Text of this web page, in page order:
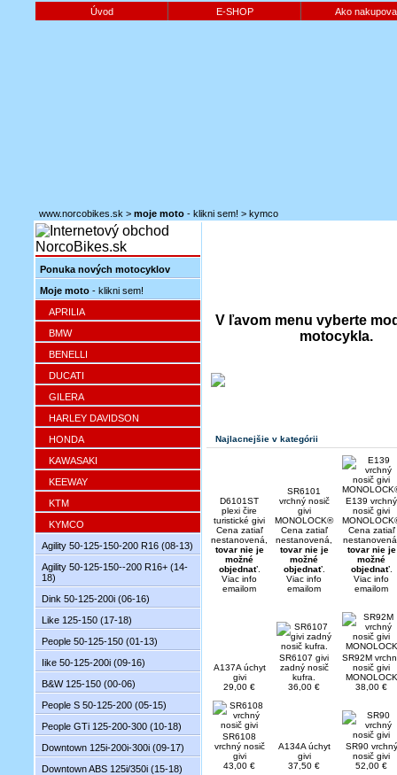
Úvod E-SHOP Ako
www.norcobikes.sk > moje moto - klikni sem! > kymco
Ponuka nových motocyklov
Moje moto - klikni sem!
APRILIA
BMW
BENELLI
DUCATI
GILERA
HARLEY DAVIDSON
HONDA
KAWASAKI
KEEWAY
KTM
KYMCO
Agility 50-125-150-200 R16 (08-13)
Agility 50-125-150--200 R16+ (14-
18)
Dink 50-125-200i (06-16)
Like 125-150 (17-18)
People 50-125-150 (01-13)
Iike 50-125-200i (09-16)
B&W 125-150 (00-06)
People S 50-125-200 (05-15)
People GTi 125-200-300 (10-18)
Downtown 125i-200i-300i (09-17)
Downtown ABS 125i/350i (15-18)
V ľavom menu vyberte
motocykla.
Najlacnejšie v kategórii
D6101ST
plexi čire
turistické givi
Cena zatiaľ
nestanovená,
tovar nie je
možné
objednať.
Viac info
emailom
SR6101
vrchný nosič
givi
MONOLOCK®
Cena zatiaľ
nestanovená,
tovar nie je
možné
objednať.
Viac info
emailom
E139 vrchný
nosič givi
Cena zatiaľ
tovar nie je
možné
objednať.
Viac info
emailom
A137A úchyt
givi
29,00 €
SR6107 givi
zadný nosič
kufra.
36,00 €
SR92M
nosič givi
MONOLOCK
38,00 €
SR6108
vrchný nosič
givi
43,00 €
A134A úchyt
givi
37,50 €
SR90 vrchný
nosič givi
52,00 €